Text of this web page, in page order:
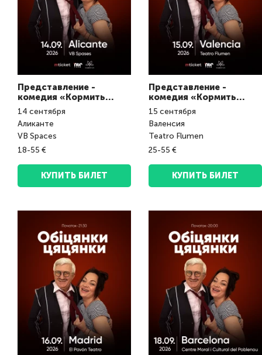
Представление -
комедия «Кормить
завтраками»
14 сентября
Аликанте
VB Spaces
18-55 €
КУПИТЬ БИЛЕТ
Представление -
комедия «Кормить
завтраками»
15 сентября
Валенсия
Teatro Flumen
25-55 €
КУПИТЬ БИЛЕТ